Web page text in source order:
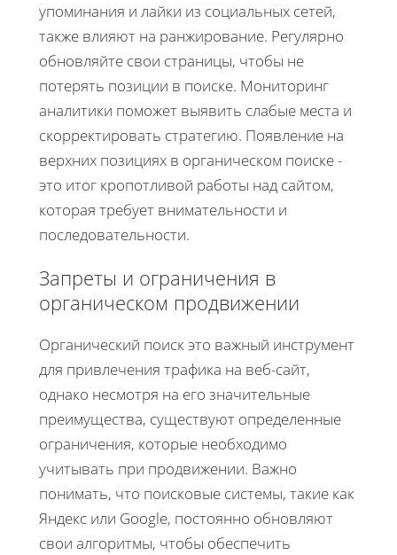
упоминания и лайки из социальных сетей,
также влияют на ранжирование. Регулярно
обновляйте свои страницы, чтобы не
потерять позиции в поиске. Мониторинг
аналитики поможет выявить слабые места и
скорректировать стратегию. Появление на
верхних позициях в органическом поиске -
это итог кропотливой работы над сайтом,
которая требует внимательности и
последовательности.
Запреты и ограничения в
органическом продвижении
Органический поиск это важный инструмент
для привлечения трафика на веб-сайт,
однако несмотря на его значительные
преимущества, существуют определенные
ограничения, которые необходимо
учитывать при продвижении. Важно
понимать, что поисковые системы, такие как
Яндекс или Google, постоянно обновляют
свои алгоритмы, чтобы обеспечить